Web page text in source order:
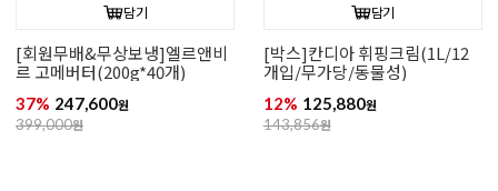
담기
[회원무배&무상보냉]엘르앤비
르 고메버터(200g*40개)
37% 247,600원
399,000원
담기
[박스]칸디아 휘핑크림(1L/12
개입/무가당/동물성)
12% 125,880원
143,856원